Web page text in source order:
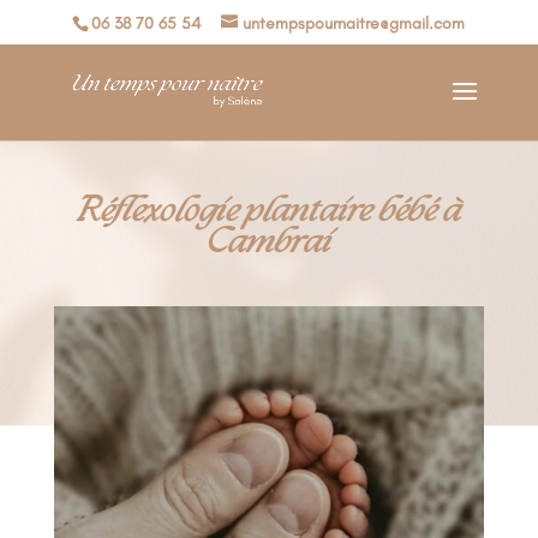
06 38 70 65 54 untempspournaitre@gmail.com
Réflexologie plantaire bébé à
Cambrai